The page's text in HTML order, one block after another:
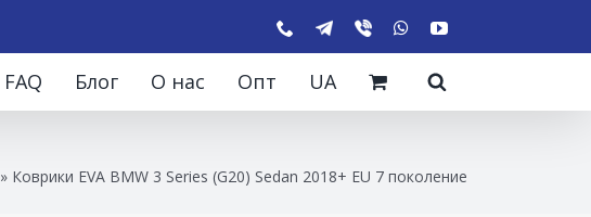
FAQ Блог О нас Опт UA
» Коврики EVA BMW 3 Series (G20) Sedan 2018+ EU 7 поколение